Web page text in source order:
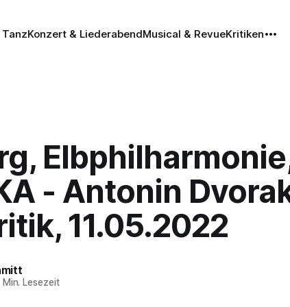
Konzert & LiederabendMusical & RevueKritiken
- Antonin
11.05.2022
Lesezeit